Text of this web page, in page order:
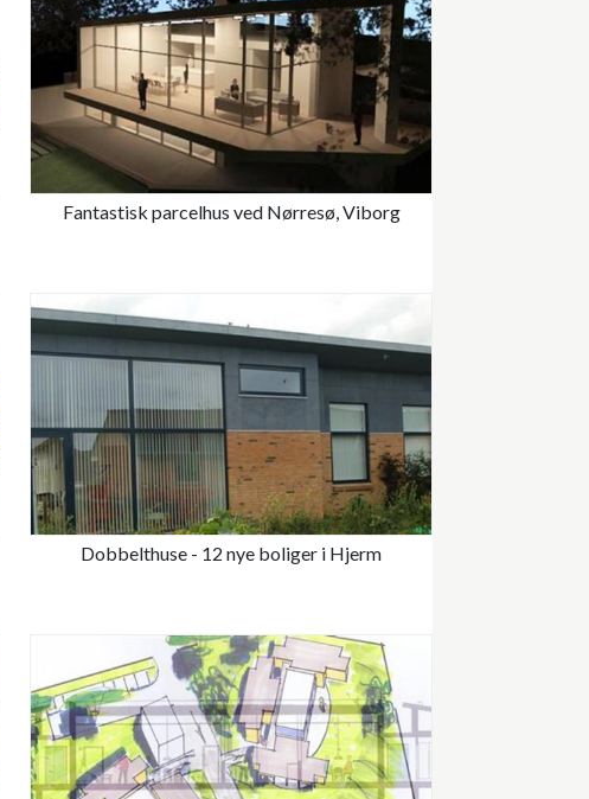
Fantastisk parcelhus ved Nørresø, Viborg
Dobbelthuse - 12 nye boliger i Hjerm